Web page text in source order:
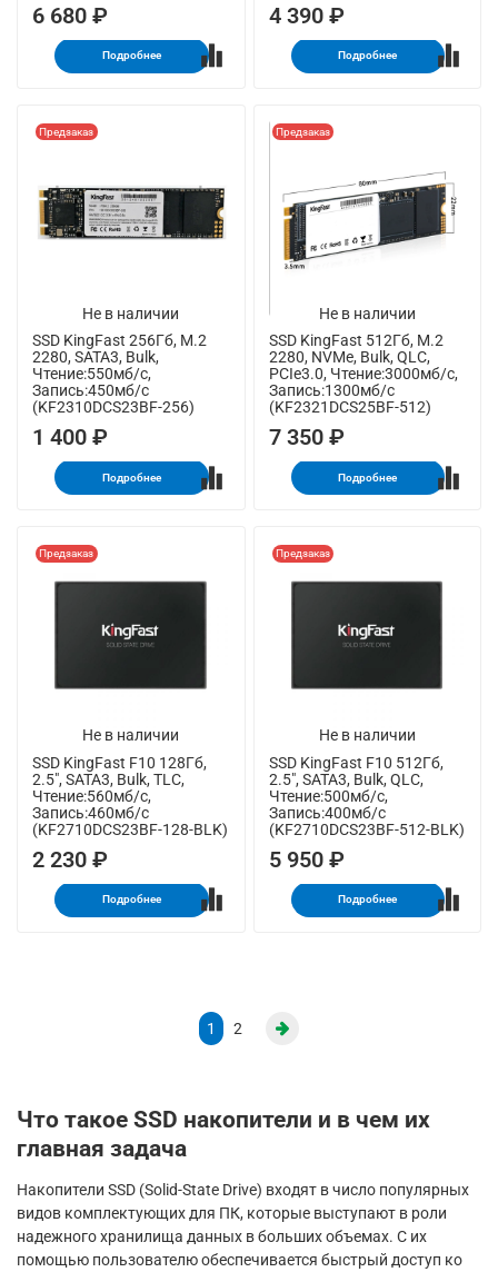
6 680 ₽
Подробнее
4 390 ₽
Подробнее
Не в наличии
Предзаказ
SSD KingFast 256Гб, M.2
2280, SATA3, Bulk,
Чтение:550мб/с,
Запись:450мб/с
(KF2310DCS23BF-256)
1 400 ₽
Подробнее
Не в наличии
Предзаказ
SSD KingFast 512Гб, M.2
2280, NVMe, Bulk, QLC,
PCIe3.0, Чтение:3000мб/с,
Запись:1300мб/с
(KF2321DCS25BF-512)
7 350 ₽
Подробнее
Не в наличии
Предзаказ
SSD KingFast F10 128Гб,
2.5", SATA3, Bulk, TLC,
Чтение:560мб/с,
Запись:460мб/с
(KF2710DCS23BF-128-BLK)
2 230 ₽
Подробнее
Не в наличии
Предзаказ
SSD KingFast F10 512Гб,
2.5", SATA3, Bulk, QLC,
Чтение:500мб/с,
Запись:400мб/с
(KF2710DCS23BF-512-BLK)
5 950 ₽
Подробнее
1 2
Что такое SSD накопители и в чем их
главная задача
Накопители SSD (Solid-State Drive) входят в число популярных
видов комплектующих для ПК, которые выступают в роли
надежного хранилища данных в больших объемах. С их
помощью пользователю обеспечивается быстрый доступ ко